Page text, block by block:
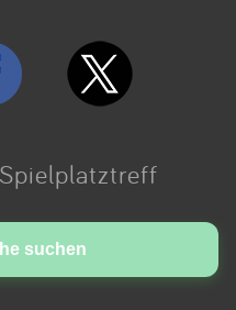
suchen
Cologne.